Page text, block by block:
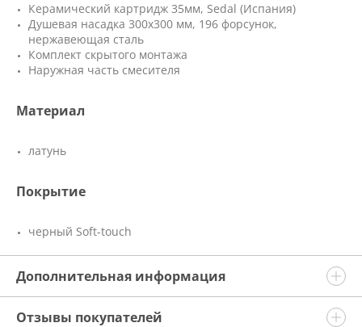
Керамический картридж 35мм, Sedal (Испания)
Душевая насадка 300х300 мм, 196 форсунок,
нержавеющая сталь
Комплект скрытого монтажа
Наружная часть смесителя
Материал
латунь
Покрытие
черный Soft-touch
Дополнительная информация
Отзывы покупателей